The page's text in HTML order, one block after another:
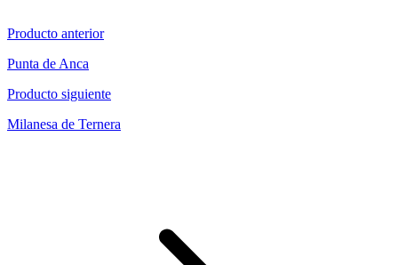
Producto anterior
Punta de Anca
Producto siguiente
Milanesa de Ternera